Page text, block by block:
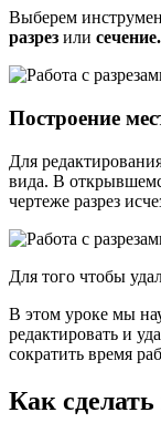
Выберем
разрез или сечение.
Построение
Для
вида. В
чертеже разрез
Для того чтобы
В этом уроке мы
редактировать и
сократить время
Как